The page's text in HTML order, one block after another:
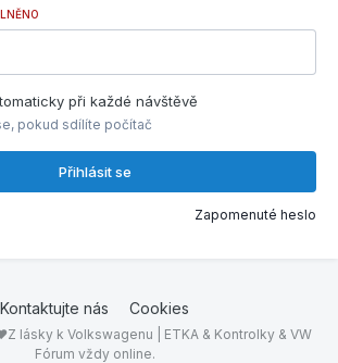
při každé návštěvě
pokud sdílíte počítač
Přihlásit se
Zapomenuté heslo
Kontaktujte nás Cookies
lásky k Volkswagenu | ETKA & Kontrolky & VW
Fórum vždy online.